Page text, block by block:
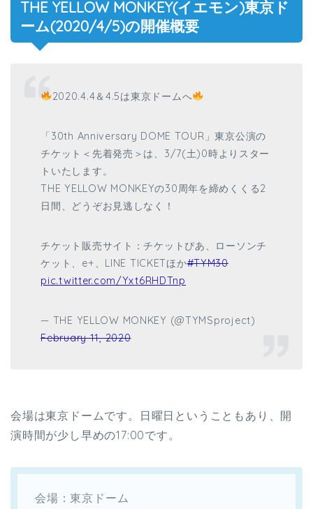
THE YELLOW MONKEY(イエモン)東京ド
ーム(2020/4/5)の開催概要
2020.4.4＆4.5は東京ドームへ
「30th Anniversary DOME TOUR」東京公演の
チケット＜先着発売＞は、3/7(土)0時よりスター
トいたします。
THE YELLOW MONKEYの30周年を締めくくる2
日間、どうぞお見逃しなく！
チケット販売サイト：チケットぴあ、ローソンチ
ケット、e+、LINE TICKETほか#TYM30
pic.twitter.com/Yxt6RHDTnp
— THE YELLOW MONKEY (@TYMSproject)
February 11, 2020
会場は東京ドームです。日曜日ということもあり、開
演時間が少し早めの17:00です。
会場：東京ドーム